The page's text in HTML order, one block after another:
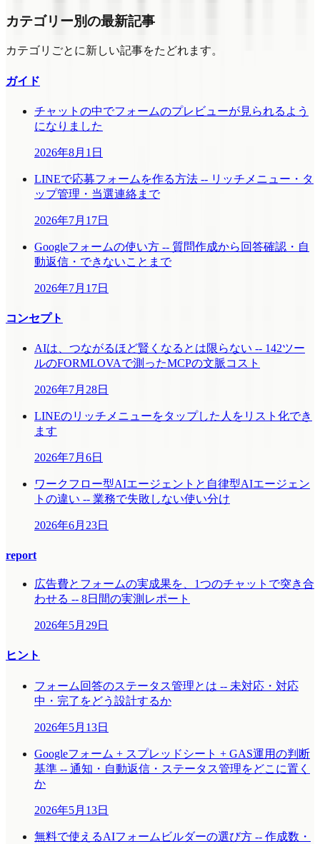
カテゴリー別の最新記事
カテゴリごとに新しい記事をたどれます。
ガイド
チャットの中でフォームのプレビューが見られるよう
になりました
2026年8月1日
LINEで応募フォームを作る方法 -- リッチメニュー・タ
ップ管理・当選連絡まで
2026年7月17日
Googleフォームの使い方 -- 質問作成から回答確認・自
動返信・できないことまで
2026年7月17日
コンセプト
AIは、つながるほど賢くなるとは限らない -- 142ツー
ルのFORMLOVAで測ったMCPの文脈コスト
2026年7月28日
LINEのリッチメニューをタップした人をリスト化でき
ます
2026年7月6日
ワークフロー型AIエージェントと自律型AIエージェン
トの違い -- 業務で失敗しない使い分け
2026年6月23日
report
広告費とフォームの実成果を、1つのチャットで突き合
わせる -- 8日間の実測レポート
2026年5月29日
ヒント
フォーム回答のステータス管理とは -- 未対応・対応
中・完了をどう設計するか
2026年5月13日
Googleフォーム + スプレッドシート + GAS運用の判断
基準 -- 通知・自動返信・ステータス管理をどこに置く
か
2026年5月13日
無料で使えるAIフォームビルダーの選び方 -- 作成数・